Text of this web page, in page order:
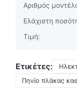
Αριθμός
Ελάχιστη
Τιμή:
Ετικέτες:
Πηνίο πλάκας